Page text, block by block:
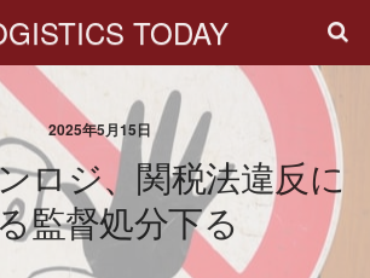
TODAY
2025年5月15日
ロジ、関税法違反に
監督処分下る